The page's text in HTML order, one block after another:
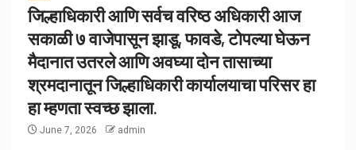
जिल्हाधिकारी आणि सर्वच वरिष्ठ अधिकारी आज
सकाळी ७ वाजेपासून झाडू, फावडे, टोपल्या घेऊन
मैदानात उतरले आणि अवघ्या दोन तासाच्या
श्रमदानातून जिल्हाधिकारी कार्यालयाचा परिसर हा
हा म्हणता स्वच्छ झाला.
June 7, 2026 admin